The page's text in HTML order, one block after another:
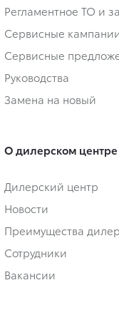
Регламентное ТО и
Сервисные
Сервисные
Руководства
Замена на новый
О дилерском центре
Дилерский центр
Новости
Преимущества
Сотрудники
Вакансии